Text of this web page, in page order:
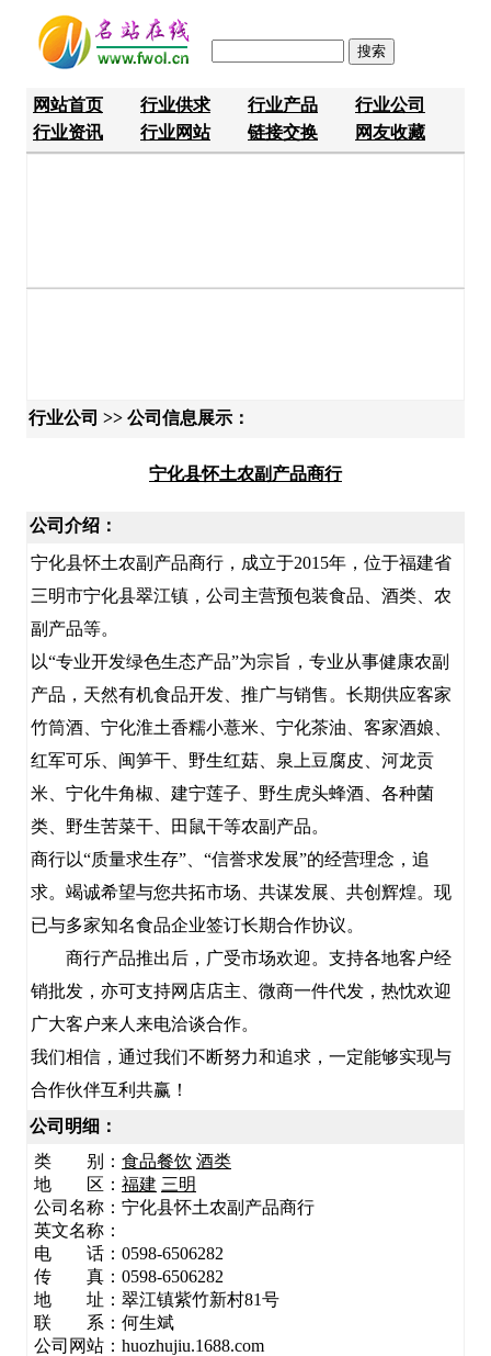
网站首页 行业供求 行业产品
行业公司
行业资讯
行业网站 链接交换 网友收藏
行业公司 >> 公司信息展示：
宁化县怀土农副产品商行
公司介绍：
宁化县怀土农副产品商行，成立于2015年，位于福建省
三明市宁化县翠江镇，公司主营预包装食品、酒类、农
副产品等。
以“专业开发绿色生态产品”为宗旨，专业从事健康农副
产品，天然有机食品开发、推广与销售。长期供应客家
竹筒酒、宁化淮土香糯小薏米、宁化茶油、客家酒娘、
红军可乐、闽笋干、野生红菇、泉上豆腐皮、河龙贡
米、宁化牛角椒、建宁莲子、野生虎头蜂酒、各种菌
类、野生苦菜干、田鼠干等农副产品。
商行以“质量求生存”、“信誉求发展”的经营理念，追
求。竭诚希望与您共拓市场、共谋发展、共创辉煌。现
已与多家知名食品企业签订长期合作协议。
商行产品推出后，广受市场欢迎。支持各地客户经
销批发，亦可支持网店店主、微商一件代发，热忱欢迎
广大客户来人来电洽谈合作。
我们相信，通过我们不断努力和追求，一定能够实现与
合作伙伴互利共赢！
公司明细：
类 别： 食品餐饮 酒类
地 区： 福建 三明
公司名称： 宁化县怀土农副产品商行
英文名称：
电 话：0598-6506282
传 真：0598-6506282
地 址： 翠江镇紫竹新村81号
联 系：何生斌
公司网站：huozhujiu.1688.com